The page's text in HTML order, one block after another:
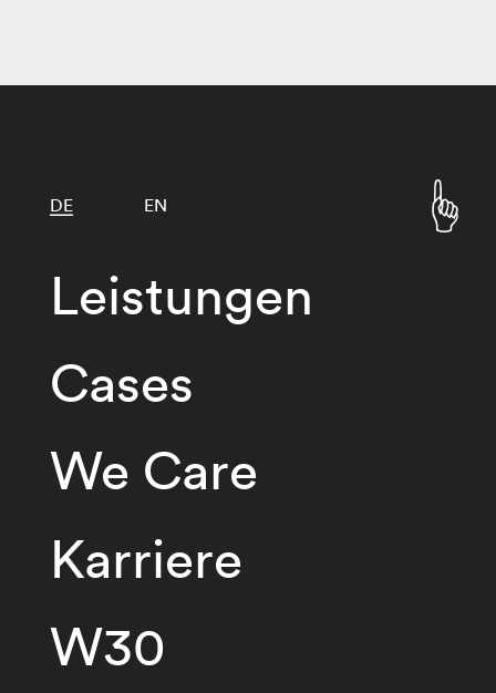
Leistungen
Cases
We Care
Karriere
W30
DE EN